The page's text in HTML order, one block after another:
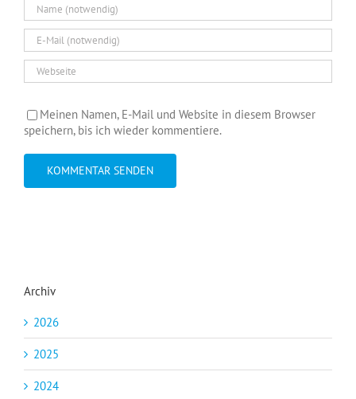
Meinen Namen, E-Mail und Website in diesem Browser
speichern, bis ich wieder kommentiere.
Archiv
2026
2025
2024